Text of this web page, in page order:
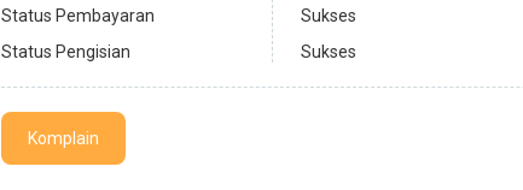
Status Pembayaran
Sukses
Status Pengisian
Sukses
Komplain